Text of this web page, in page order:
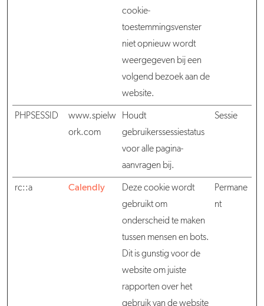
cookie-
toestemmingsvenster
niet opnieuw wordt
weergegeven bij een
volgend bezoek aan de
website.
PHPSESSID
www.spielw
ork.com
Houdt
gebruikerssessiestatus
voor alle pagina-
aanvragen bij.
Sessie
rc::a Calendly
Deze cookie wordt
gebruikt om
onderscheid te maken
tussen mensen en bots.
Dit is gunstig voor de
website om juiste
rapporten over het
gebruik van de website
Permane
nt